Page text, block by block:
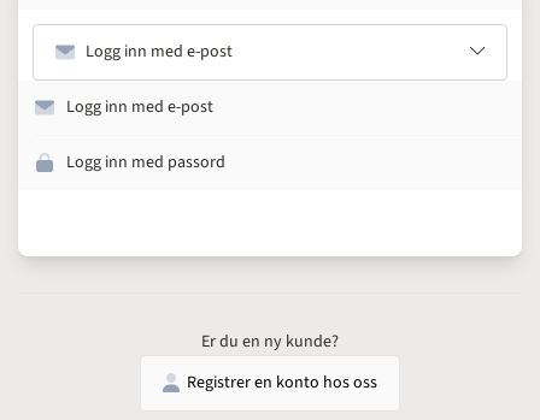
Logg inn med e-post
Logg inn med e-post
Logg inn med passord
Er du en ny kunde?
Registrer en konto hos oss